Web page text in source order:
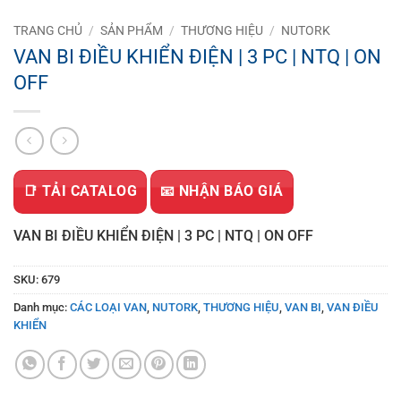
TRANG CHỦ / SẢN PHẨM / THƯƠNG HIỆU / NUTORK
VAN BI ĐIỀU KHIỂN ĐIỆN | 3 PC | NTQ | ON
OFF
📑 TẢI CATALOG 📧 NHẬN BÁO GIÁ
VAN BI ĐIỀU KHIỂN ĐIỆN | 3 PC | NTQ | ON OFF
SKU: 679
Danh mục: CÁC LOẠI VAN NUTORK THƯƠNG HIỆU VAN BI VAN ĐIỀU
KHIỂN